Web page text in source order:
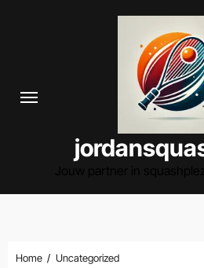
Home
Uncategorized